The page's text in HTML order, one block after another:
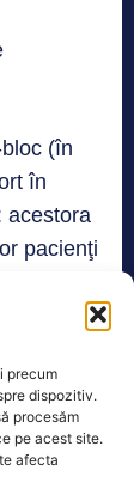
precum
dispozitiv.
procesăm
pe acest site.
afecta
(în
în
acestora
pacienţi
cu